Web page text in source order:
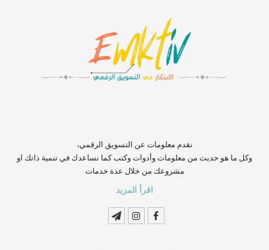
‏‏‏‏‏‏‏‏‏‏‏‏‏‏‏‏‏‏‏‏‏‏‏‏‏‏‏‏‏‏‏نقدم معلومات عن التسويق الرقمي،
وكل ما هو حديث من معلومات وأدوات وكتب كما نساعدك في تنمية ذاتك او
مشروعك من خلال عدة خدمات
اقرأ المزيد